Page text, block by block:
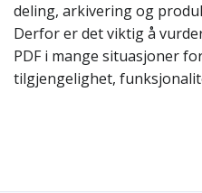
deling, arkivering og
Derfor er det viktig å
PDF i mange situasjoner
tilgjengelighet,